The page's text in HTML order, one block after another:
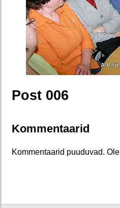
Post 006
Kommentaarid
Kommentaarid puuduvad. Ole